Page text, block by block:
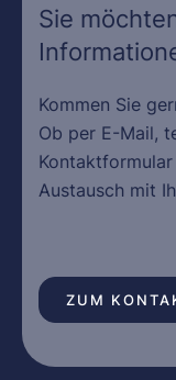
Sie
Kommen Sie
Ob per E-Mail,
Austausch mit
ZUM